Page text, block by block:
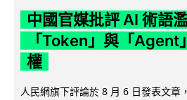
中國官媒批評 AI 術語
「Token」與「Agent
權
人民網旗下評論於 8 月 6 日發表文章